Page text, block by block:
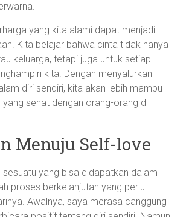
yang kita alami dapat menjadi
Kita belajar bahwa cinta tidak hanya
keluarga, tetapi juga untuk setiap
kita. Dengan menyalurkan
diri sendiri, kita akan lebih mampu
yang sehat dengan orang-orang di
Menuju Self-love
sesuatu yang bisa didapatkan dalam
proses berkelanjutan yang perlu
Awalnya, saya merasa canggung